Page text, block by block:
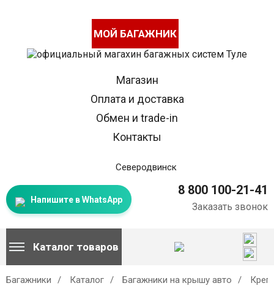
МОЙ БАГАЖНИК
Магазин
Оплата и доставка
Обмен и trade-in
Контакты
Северодвинск
Напишите в WhatsApp
8 800 100-21-41
Заказать звонок
Каталог товаров
Багажники Каталог Багажники на крышу авто